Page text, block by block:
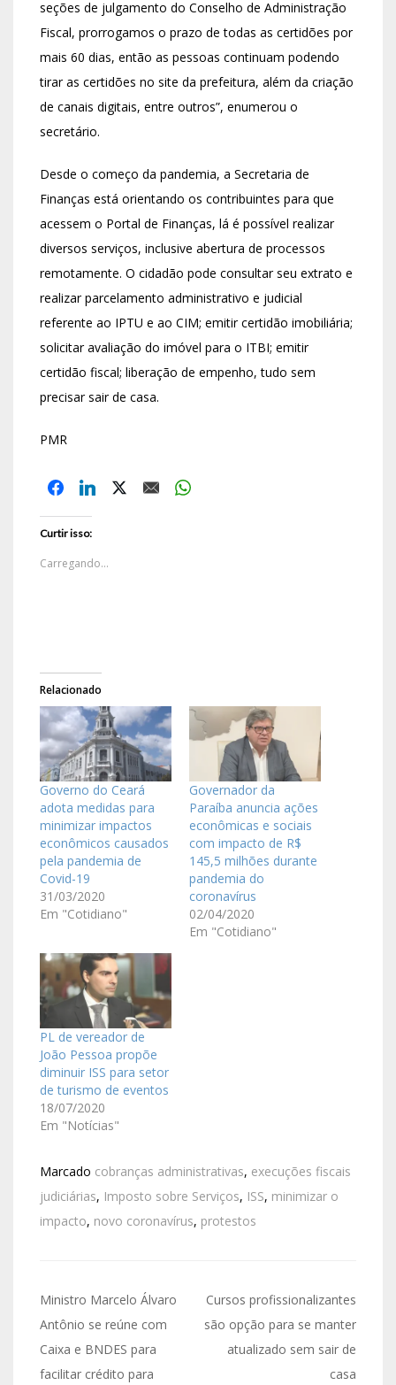
seções de julgamento do Conselho de Administração
Fiscal, prorrogamos o prazo de todas as certidões por
mais 60 dias, então as pessoas continuam podendo
tirar as certidões no site da prefeitura, além da criação
de canais digitais, entre outros”, enumerou o
secretário.
Desde o começo da pandemia, a Secretaria de
Finanças está orientando os contribuintes para que
acessem o Portal de Finanças, lá é possível realizar
diversos serviços, inclusive abertura de processos
remotamente. O cidadão pode consultar seu extrato e
realizar parcelamento administrativo e judicial
referente ao IPTU e ao CIM; emitir certidão imobiliária;
solicitar avaliação do imóvel para o ITBI; emitir
certidão fiscal; liberação de empenho, tudo sem
precisar sair de casa.
PMR
Curtir isso:
Carregando...
Relacionado
Governo do Ceará
adota medidas para
minimizar impactos
econômicos causados
pela pandemia de
Covid-19
31/03/2020
Em "Cotidiano"
Governador da
Paraíba anuncia ações
econômicas e sociais
com impacto de R$
145,5 milhões durante
pandemia do
coronavírus
02/04/2020
Em "Cotidiano"
PL de vereador de
João Pessoa propõe
diminuir ISS para setor
de turismo de eventos
18/07/2020
Em "Notícias"
Marcado cobranças administrativas, execuções fiscais
judiciárias, Imposto sobre Serviços, ISS, minimizar o
impacto, novo coronavírus, protestos
Ministro Marcelo Álvaro
Antônio se reúne com
Caixa e BNDES para
facilitar crédito para
Cursos profissionalizantes
são opção para se manter
atualizado sem sair de
casa